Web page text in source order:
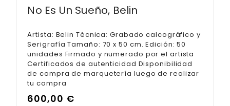
No Es Un Sueño, Belin
Artista: Belin Técnica: Grabado calcográfico y
Serigrafía Tamaño: 70 x 50 cm. Edición: 50
unidades Firmado y numerado por el artista
Certificados de autenticidad Disponibilidad
de compra de marquetería luego de realizar
tu compra
600,00 €